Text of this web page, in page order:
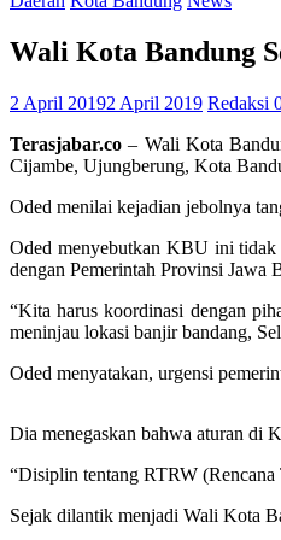
Wali Kota Bandung
2 April 20192 April 2019 Redaksi
Terasjabar.co – Wali Kota
Cijambe, Ujungberung, Kota
Oded menilai kejadian jebolnya
Oded menyebutkan KBU ini tidak
dengan Pemerintah Provinsi Jawa
“Kita harus koordinasi dengan
meninjau lokasi banjir bandang,
Oded menyatakan, urgensi
Dia menegaskan bahwa aturan di
“Disiplin tentang RTRW
Sejak dilantik menjadi Wali Kota